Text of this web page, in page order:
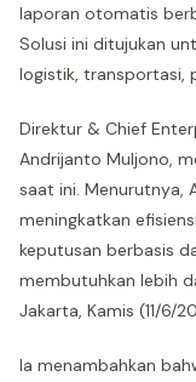
laporan otomatis
Solusi ini ditujukan
logistik, transportasi,
Direktur & Chief
Andrijanto Muljono,
saat ini. Menurutnya,
meningkatkan
keputusan berbasis
membutuhkan lebih
Jakarta, Kamis (11/6/
Ia menambahkan